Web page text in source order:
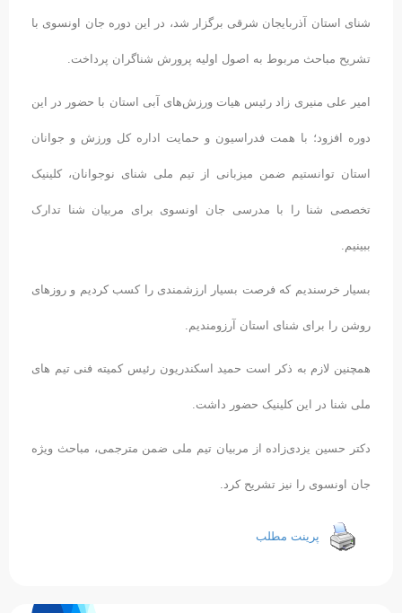
شنای استان آذربایجان شرقی برگزار شد، در این دوره جان اونسوی با
تشریح مباحث مربوط به اصول اولیه پرورش شناگران پرداخت.
امیر علی منیری زاد رئیس هیات ورزش‌های آبی استان با حضور در این
دوره افزود؛ با همت فدراسیون و حمایت اداره کل ورزش و جوانان
استان توانستیم ضمن میزبانی از تیم ملی شنای نوجوانان، کلینیک
تخصصی شنا را با مدرسی جان اونسوی برای مربیان شنا تدارک
ببینیم.
بسیار خرسندیم که فرصت بسیار ارزشمندی را کسب کردیم و روزهای
روشن را برای شنای استان آرزومندیم.
همچنین لازم به ذکر است حمید اسکندریون رئیس کمیته فنی تیم های
ملی شنا در این کلینیک حضور داشت.
دکتر حسین یزدی‌زاده از مربیان تیم ملی ضمن مترجمی، مباحث ویژه
جان اونسوی را نیز تشریح کرد.
پرینت مطلب